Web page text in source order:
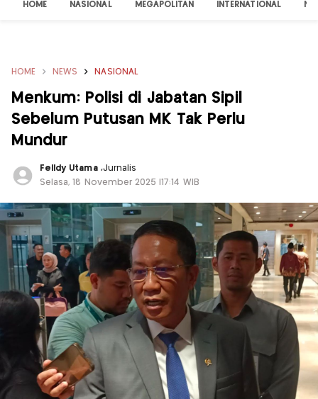
HOME NASIONAL MEGAPOLITAN INTERNATIONAL
HOME NEWS NASIONAL
Menkum: Polisi di Jabatan Sipil
Sebelum Putusan MK Tak Perlu
Mundur
Felldy Utama ,Jurnalis
Selasa, 18 November 2025 |17:14 WIB